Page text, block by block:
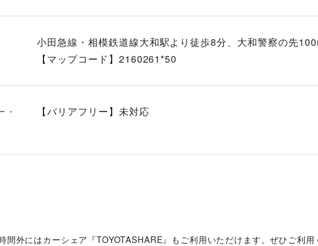
小田急線・相模鉄道線大和駅より徒歩8分、大和警察の先
【マップコード】2160261*50
・
【バリアフリー】未対応
間外にはカーシェア『TOYOTASHARE』もご利用いただけます。ぜひご